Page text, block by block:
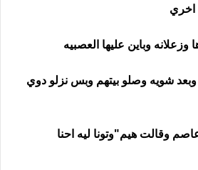
اخري
وباين عليها العصبيه
شويه وصلو بيتهم وبس نزلو دوي
وقالت هيم"وتونا ليه احنا